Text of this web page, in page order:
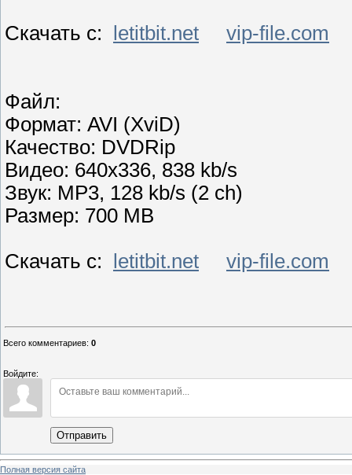
Скачать с: letitbit.net vip-file.com
Файл:
Формат: AVI (XviD)
Качество: DVDRip
Видео: 640x336, 838 kb/s
Звук: MP3, 128 kb/s (2 ch)
Размер: 700 MB
Скачать с: letitbit.net vip-file.com
Всего комментариев: 0
Войдите:
Отправить
Полная версия сайта